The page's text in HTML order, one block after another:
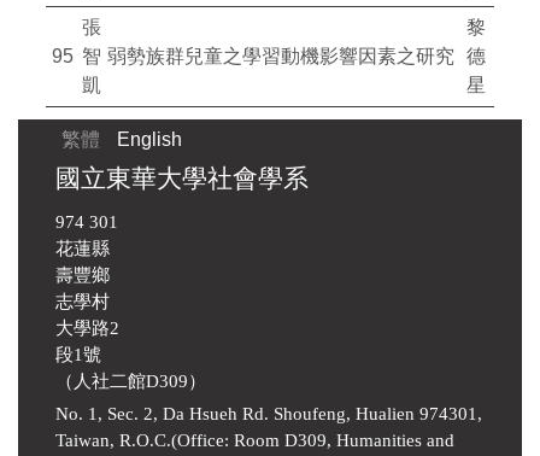
95
張
智
凱
弱勢族群兒童之學習動機影響因素之研究
黎
德
星
繁體 English
國立東華大學社會學系
974 301
花蓮縣
壽豐鄉
志學村
大學路2
段1號
（人社二館D309）
No. 1, Sec. 2, Da Hsueh Rd. Shoufeng, Hualien 974301,
Taiwan, R.O.C.(Office: Room D309, Humanities and